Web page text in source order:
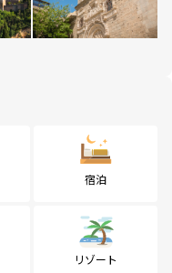
宿泊
リゾート